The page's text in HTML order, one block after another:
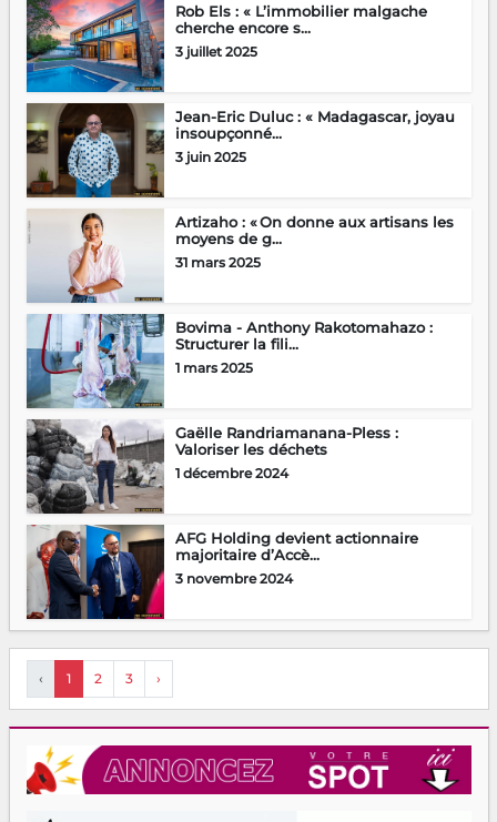
Rob Els : « L’immobilier malgache
cherche encore s...
3 juillet 2025
Jean-Eric Duluc : « Madagascar, joyau
insoupçonné...
3 juin 2025
Artizaho : « On donne aux artisans les
moyens de g...
31 mars 2025
Bovima - Anthony Rakotomahazo :
Structurer la fili...
1 mars 2025
Gaëlle Randriamanana-Pless :
Valoriser les déchets
1 décembre 2024
AFG Holding devient actionnaire
majoritaire d’Accè...
3 novembre 2024
‹ 1 2 3 ›